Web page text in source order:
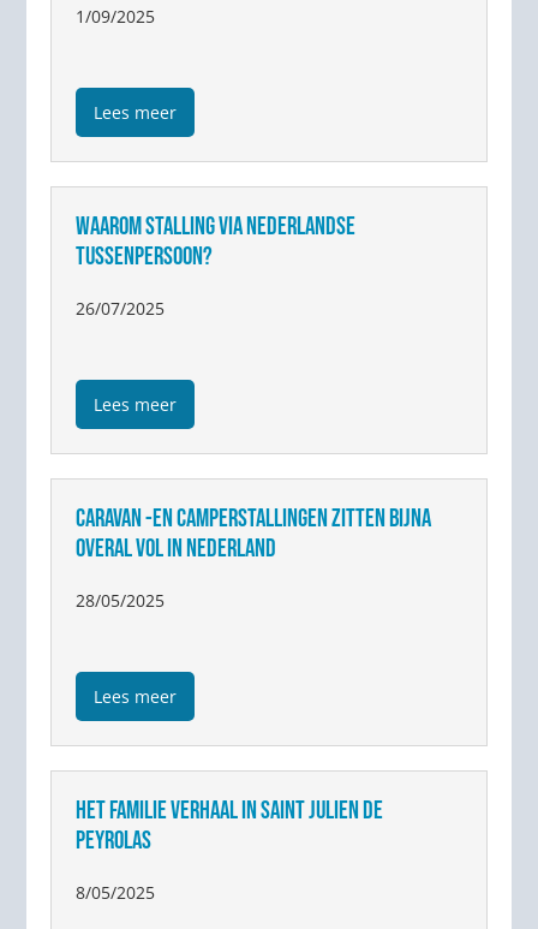
1/09/2025
Lees meer
WAAROM STALLING VIA NEDERLANDSE
TUSSENPERSOON?
26/07/2025
Lees meer
CARAVAN -EN CAMPERSTALLINGEN ZITTEN BIJNA
OVERAL VOL IN NEDERLAND
28/05/2025
Lees meer
HET FAMILIE VERHAAL IN SAINT JULIEN DE
PEYROLAS
8/05/2025